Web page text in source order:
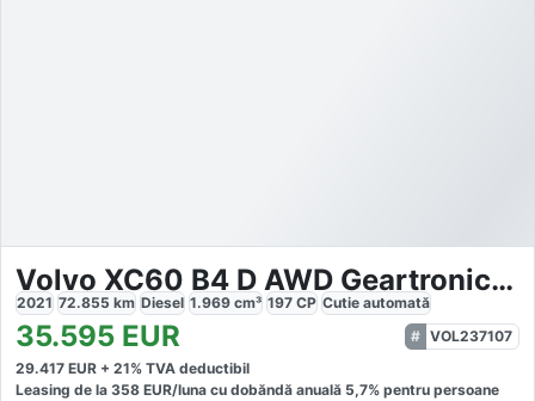
Volvo XC60 B4 D AWD Geartronic Inscription
2021 72.855 km Diesel 1.969 cm³ 197 CP Cutie automată
35.595 EUR
VOL237107
29.417 EUR + 21% TVA deductibil
Leasing de la 358 EUR/luna cu dobăndă anuală 5,7% pentru persoane